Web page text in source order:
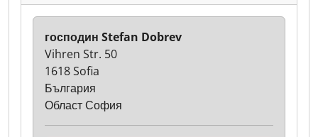
господин Stefan Dobrev
Vihren Str. 50
1618 Sofia
България
Област София